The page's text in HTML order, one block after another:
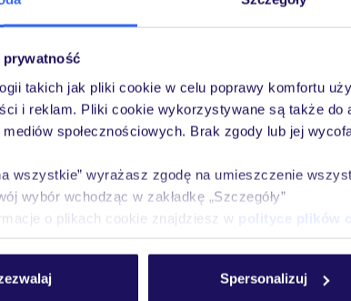
prywatność
takich jak pliki cookie w celu poprawy komfortu
i reklam. Pliki cookie wykorzystywane są także do
społecznościowych. Brak zgody lub jej
wszystkie” wyrażasz zgodę na umieszczenie
wybór wchodząc w zakładkę „Szczegóły”
o plikach cookie znajdziesz w polityce plików
Spersonalizuj
WLAN/WiFi w hotelu: za opłatą
Azores
hotelu opieka wyłącznie poprzez TUI Service Center 24/7:
w aplikacji TUI w serwisie myTUI. W aplikacji TUI znajdą
fakultatywne. Jeśli potrzebują Państwo kontaktu z TUI
telefonicznie, SMS-owo lub za pomocą czatu w aplikacji